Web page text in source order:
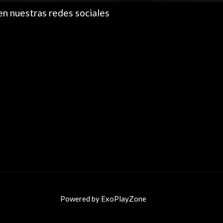
nuestras redes sociales
Powered by ExoPlayZone